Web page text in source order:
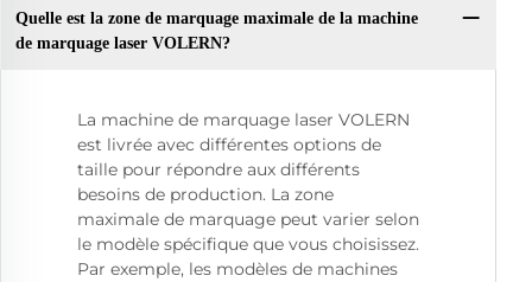
Quelle est la zone de marquage maximale de la machine
de marquage laser VOLERN?
La machine de marquage laser VOLERN
est livrée avec différentes options de
taille pour répondre aux différents
besoins de production. La zone
maximale de marquage peut varier selon
le modèle spécifique que vous choisissez.
Par exemple, les modèles de machines